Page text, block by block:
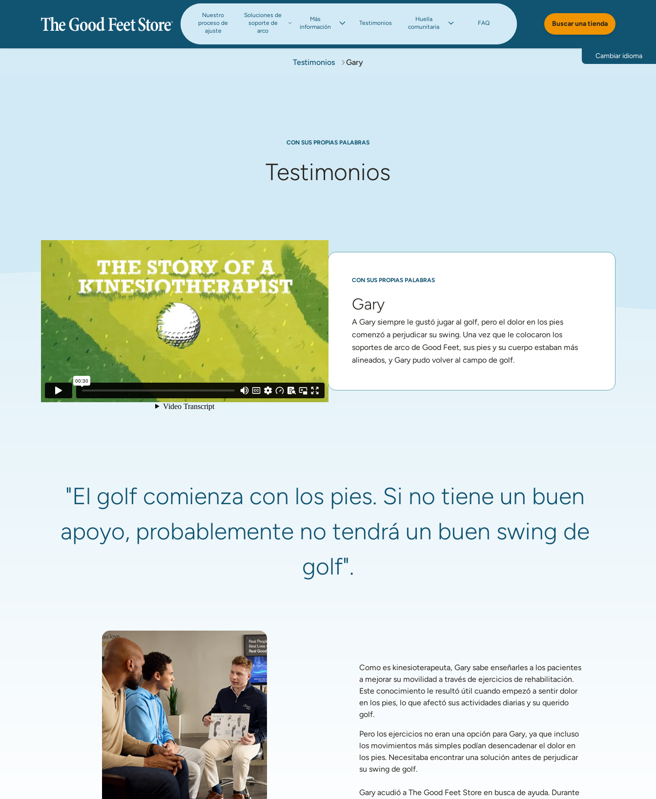
Nuestro
proceso de
ajuste
Soluciones de
soporte de
arco​​​​​​​
Más
información​​​​​​​
Testimonios
Huella
comunitaria
FAQ Buscar una tienda
Cambiar idioma
Testimonios Gary
CON SUS PROPIAS PALABRAS
Testimonios
CON SUS PROPIAS PALABRAS
Gary
A Gary siempre le gustó jugar al golf, pero el dolor en los pies
comenzó a perjudicar su swing. Una vez que le colocaron los
soportes de arco de Good Feet, sus pies y su cuerpo estaban más
alineados, y Gary pudo volver al campo de golf.
"El golf comienza con los pies. Si no tiene un buen
apoyo, probablemente no tendrá un buen swing de
golf".
Como es kinesioterapeuta, Gary sabe enseñarles a los pacientes
a mejorar su movilidad a través de ejercicios de rehabilitación.
Este conocimiento le resultó útil cuando empezó a sentir dolor
en los pies, lo que afectó sus actividades diarias y su querido
golf.
Pero los ejercicios no eran una opción para Gary, ya que incluso
los movimientos más simples podían desencadenar el dolor en
los pies. Necesitaba encontrar una solución antes de perjudicar
su swing de golf.
Gary acudió a The Good Feet Store en busca de ayuda. Durante